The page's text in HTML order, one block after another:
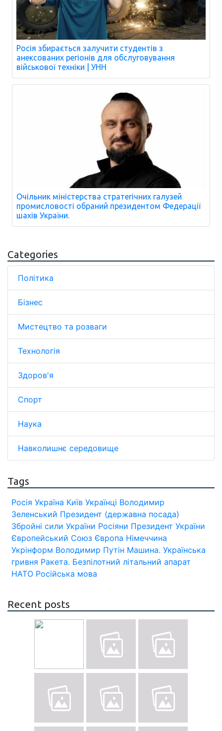
Росія збирається залучити студентів з
анексованих регіонів для обслуговування
військової техніки | УНН
Очільник міністерства стратегічних галузей
промисловості обраний президентом Федерації
шахів України.
Categories
Політика
Бізнес
Мистецтво та розваги
Технологія
Здоров'я
Спорт
Наука
Навколишнє середовище
Tags
Росія Україна Київ Українці Володимир
Зеленський Президент (державна посада)
Збройні сили України Росіяни Президент України
Європейський Союз Європа Німеччина
Укрінформ Володимир Путін Машина. Українська
гривня Ракета. Безпілотний літальний апарат
НАТО Російська мова
Recent posts